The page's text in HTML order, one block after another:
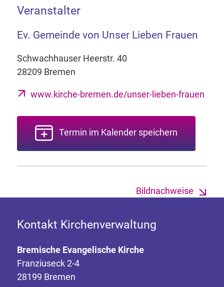
Veranstalter
Ev. Gemeinde von Unser Lieben Frauen
Schwachhauser Heerstr. 40
28209 Bremen
www.kirche-bremen.de/unser-lieben-frauen
Termin im Kalender speichern
Bildnachweise
Kontakt Kirchenverwaltung
Bremische Evangelische Kirche
Franziuseck 2-4
28199 Bremen